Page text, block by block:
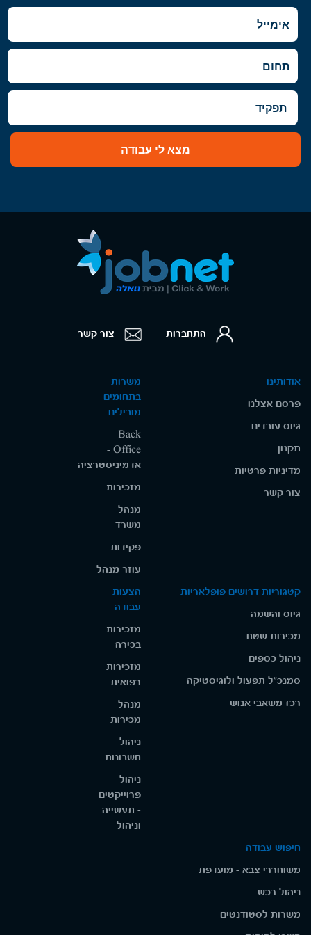
רעננה, כפר סבא והוד השרון, ראש העין,
הרצליה ורמת השרון
דרום- באר שבע
השפלה
רחובות, יבנה
מצא לי עבודה
אודותינו
פרסם אצלנו
גיוס עובדים
תקנון
מדיניות פרטיות
צור קשר
משרות
בתחומים
מובילים
Back
Office -
אדמיניסטרציה
מזכירות
מנהל
משרד
פקידות
עוזר מנהל
קטגוריות דרושים פופלאריות
גיוס והשמה
מכירות שטח
ניהול כספים
סמנכ"ל תפעול ולוגיסטיקה
רכז משאבי אנוש
הצעות
עבודה
מזכירות
בכירה
מזכירות
רפואית
מנהל
מכירות
ניהול
חשבונות
ניהול
פרוייקטים
- תעשייה
וניהול
חיפוש עבודה
משוחררי צבא - מועדפת
ניהול רכש
משרות לסטודנטים